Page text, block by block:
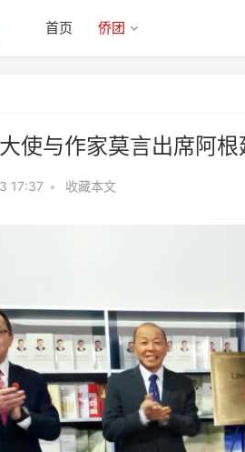
首页 侨团
使与作家莫言出席阿
17:37 • 收藏本文